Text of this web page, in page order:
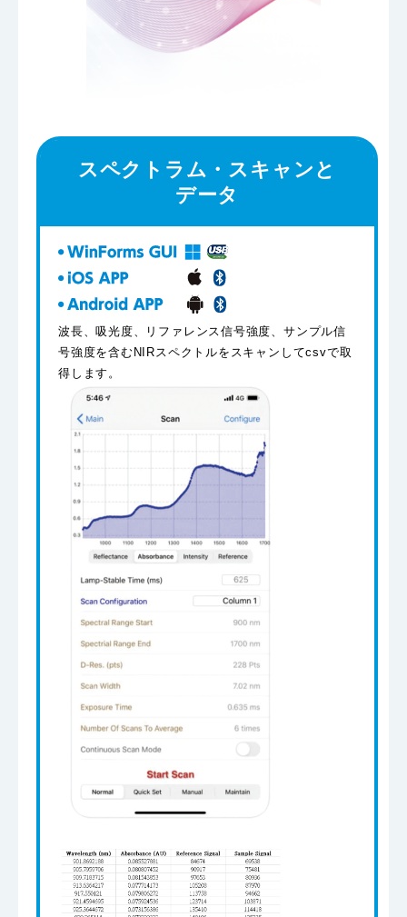
スペクトラム・スキャンと
データ
波長、吸光度、リファレンス信号強度、サンプル信
号強度を含むNIRスペクトルをスキャンしてcsvで取
得します。